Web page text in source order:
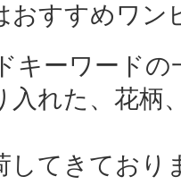
おすすめワン
キーワードの
入れた、花柄
してきており